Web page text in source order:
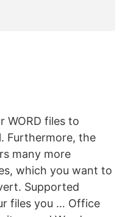
WORD files to
Furthermore, the
many more
which you want to
Supported
files you … Office